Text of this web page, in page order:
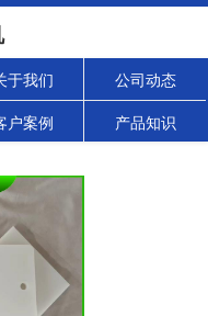
于我们 公司动态
户案例 产品知识